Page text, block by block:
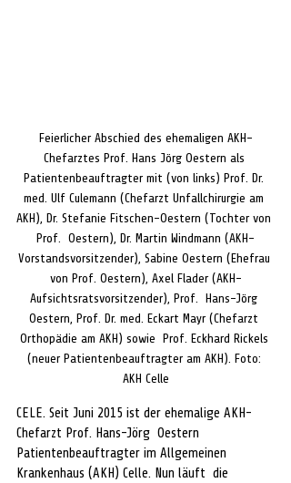
Feierlicher Abschied des ehemaligen AKH-
Chefarztes Prof. Hans Jörg Oestern als
Patientenbeauftragter mit (von links) Prof. Dr.
med. Ulf Culemann (Chefarzt Unfallchirurgie am
AKH), Dr. Stefanie Fitschen-Oestern (Tochter von
Prof.  Oestern), Dr. Martin Windmann (AKH-
Vorstandsvorsitzender), Sabine Oestern (Ehefrau
von Prof. Oestern), Axel Flader (AKH-
Aufsichtsratsvorsitzender), Prof.  Hans-Jörg
Oestern, Prof. Dr. med. Eckart Mayr (Chefarzt
Orthopädie am AKH) sowie  Prof. Eckhard Rickels
(neuer Patientenbeauftragter am AKH). Foto:
AKH Celle
CELE. Seit Juni 2015 ist der ehemalige AKH-
Chefarzt Prof. Hans-Jörg  Oestern
Patientenbeauftragter im Allgemeinen
Krankenhaus (AKH) Celle. Nun läuft  die